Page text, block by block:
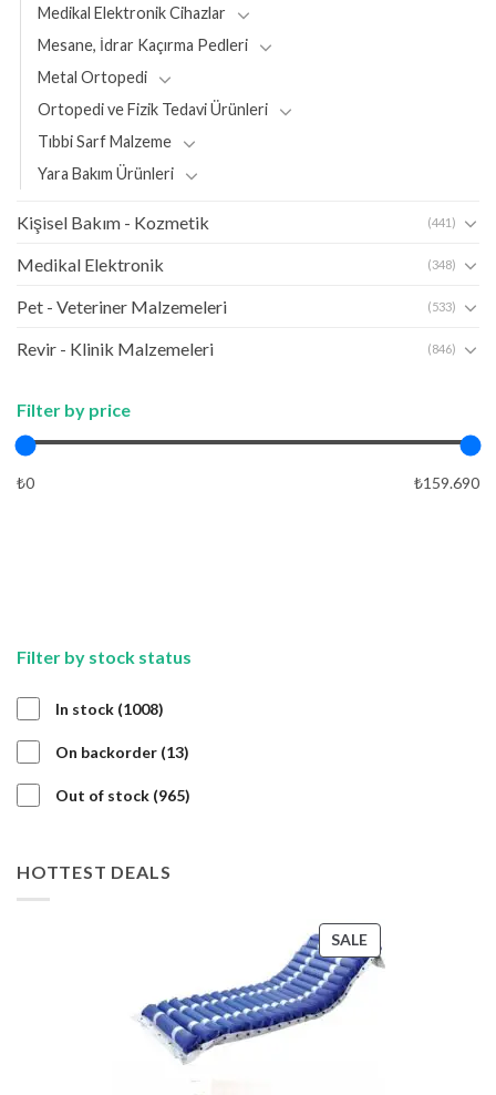
Medikal Elektronik Cihazlar
Mesane, İdrar Kaçırma Pedleri
Metal Ortopedi
Ortopedi ve Fizik Tedavi Ürünleri
Tıbbi Sarf Malzeme
Yara Bakım Ürünleri
Kişisel Bakım - Kozmetik (441)
Medikal Elektronik (348)
Pet - Veteriner Malzemeleri (533)
Revir - Klinik Malzemeleri (846)
Filter by price
₺0 ₺159.690
Filter by stock status
In stock 10081008
On backorder 1313
Out of stock 965965
HOTTEST DEALS
SALEPRODUCT
ON